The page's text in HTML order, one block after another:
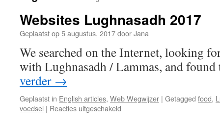
Websites Lughnasadh 2017
Geplaatst op5 augustus, 2017doorJana
We searched on the Internet, looking
with Lughnasadh / Lammas, and found
verder →
Geplaatst in English articles, Web Wegwijzer | Getagged food,
voedsel | Reacties uitgeschakeld